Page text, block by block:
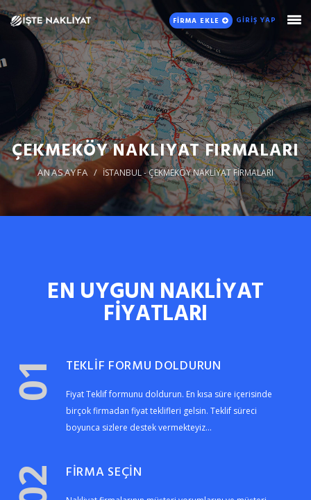
FİRMA EKLE GİRİŞ YAP
ÇEKMEKÖY NAKLIYAT FIRMALARI
ANASAYFA İSTANBUL - ÇEKMEKÖY NAKLİYAT FİRMALARI
EN UYGUN NAKLİYAT
FİYATLARI
01 TEKLİF FORMU DOLDURUN
Fiyat Teklif formunu doldurun. En kısa süre içerisinde
birçok firmadan fiyat teklifleri gelsin. Teklif süreci
boyunca sizlere destek vermekteyiz...
02 FİRMA SEÇİN